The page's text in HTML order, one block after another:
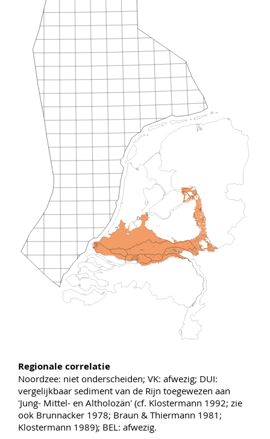
Regionale correlatie
Noordzee: niet onderscheiden; VK: afwezig; DUI:
vergelijkbaar sediment van de Rijn toegewezen aan
'Jung- Mittel- en Altholozän' (cf. Klostermann 1992; zie
ook Brunnacker 1978; Braun & Thiermann 1981;
Klostermann 1989); BEL: afwezig.